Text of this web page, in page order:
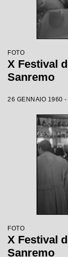
FOTO
X Festival
Sanremo
26 GENNAIO 1960
FOTO
X Festival
Sanremo